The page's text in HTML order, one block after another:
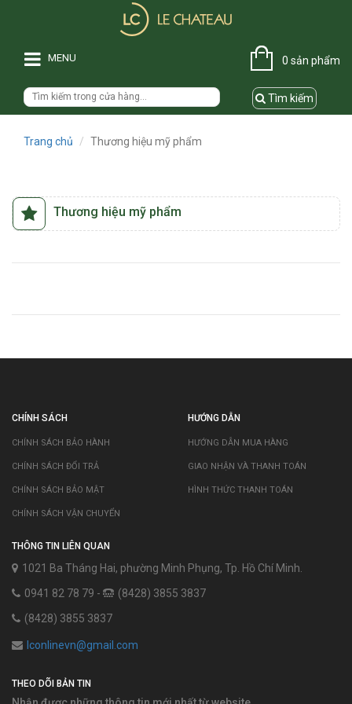
MENU 0 sản phẩm
Tìm kiếm
Trang chủ Thương hiệu mỹ phẩm
Thương hiệu mỹ phẩm
CHÍNH SÁCH
CHÍNH SÁCH BẢO HÀNH
CHÍNH SÁCH ĐỔI TRẢ
CHÍNH SÁCH BẢO MẬT
CHÍNH SÁCH VẬN CHUYỂN
HƯỚNG DẪN
HƯỚNG DẪN MUA HÀNG
GIAO NHẬN VÀ THANH TOÁN
HÌNH THỨC THANH TOÁN
THÔNG TIN LIÊN QUAN
1021 Ba Tháng Hai, phường Minh Phụng, Tp. Hồ Chí Minh.
0941 82 78 79 -
(8428) 3855 3837
(8428) 3855 3837
lconlinevn@gmail.com
THEO DÕI BẢN TIN